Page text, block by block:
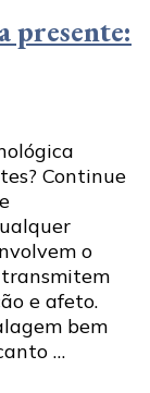
presente:
Continue
o
e afeto.
bem
…